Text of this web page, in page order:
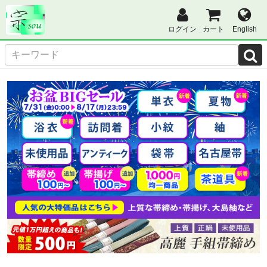
ログイン カート English